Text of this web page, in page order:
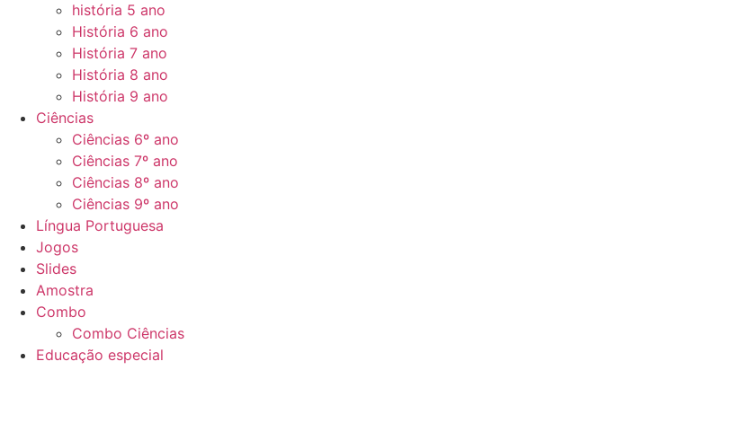
história 5 ano
História 6 ano
História 7 ano
História 8 ano
História 9 ano
Ciências
Ciências 6º ano
Ciências 7º ano
Ciências 8º ano
Ciências 9º ano
Língua Portuguesa
Jogos
Slides
Amostra
Combo
Combo Ciências
Educação especial